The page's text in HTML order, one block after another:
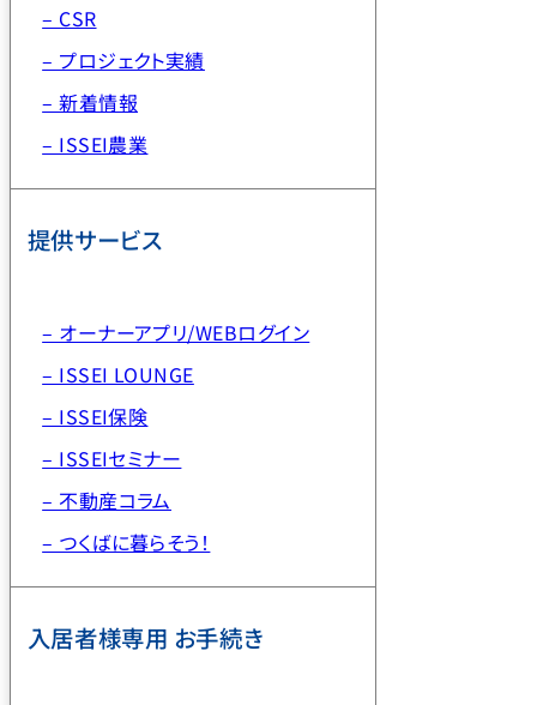
– CSR
– プロジェクト実績
– 新着情報
– ISSEI農業
提供サービス
– オーナーアプリ/WEBログイン
– ISSEI LOUNGE
– ISSEI保険
– ISSEIセミナー
– 不動産コラム
– つくばに暮らそう！
入居者様専用 お手続き